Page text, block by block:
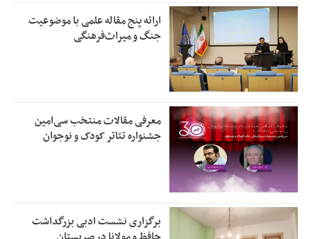
ارائه پنج مقاله علمی با موضوعیت
جنگ و میراث‌فرهنگی
معرفی مقالات منتخب سی‌امین
جشنواره تئاتر کودک و نوجوان
برگزاری نشست ادبی بزرگداشت